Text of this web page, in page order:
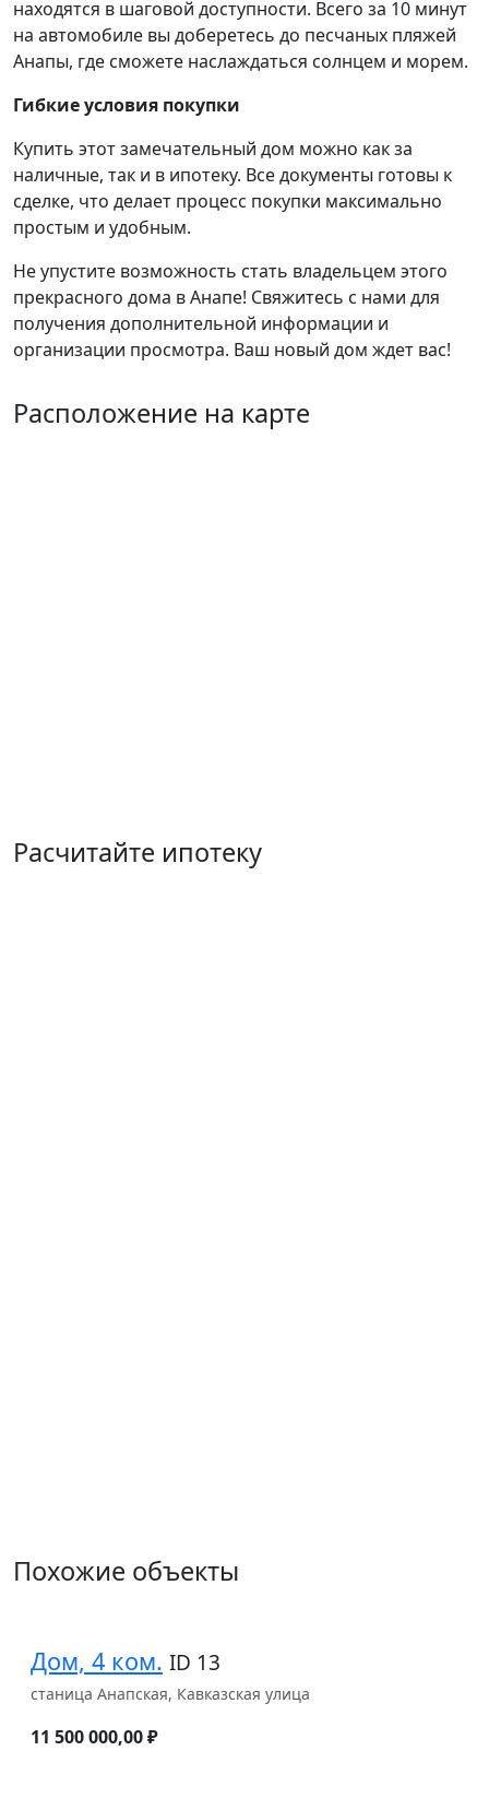
находятся в шаговой доступности. Всего за 10 минут
на автомобиле вы доберетесь до песчаных пляжей
Анапы, где сможете наслаждаться солнцем и морем.
Гибкие условия покупки
Купить этот замечательный дом можно как за
наличные, так и в ипотеку. Все документы готовы к
сделке, что делает процесс покупки максимально
простым и удобным.
Не упустите возможность стать владельцем этого
прекрасного дома в Анапе! Свяжитесь с нами для
получения дополнительной информации и
организации просмотра. Ваш новый дом ждет вас!
Расположение на карте
Расчитайте ипотеку
Похожие объекты
Дом, 4 ком. ID 13
станица Анапская, Кавказская улица
11 500 000,00 ₽